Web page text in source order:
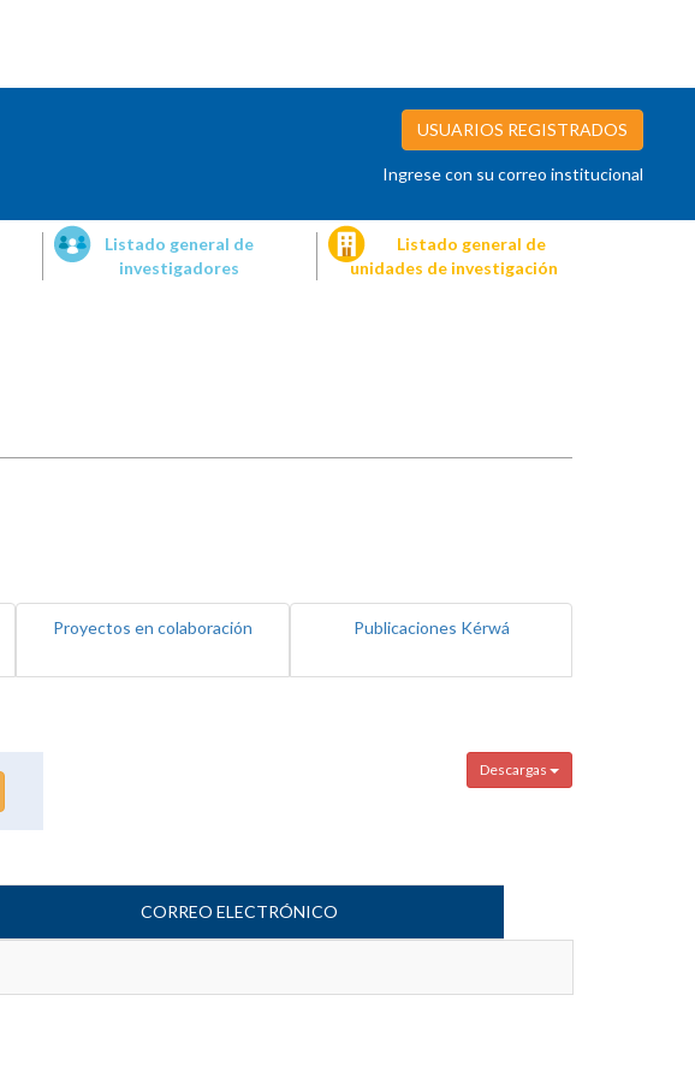
USUARIOS REGISTRADOS
Ingrese con su correo institucional
Listado general de
investigadores
Listado general de
unidades de investigación
Proyectos en colaboración Publicaciones Kérwá
Descargas
CORREO ELECTRÓNICO